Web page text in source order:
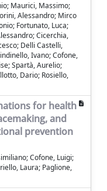
Maurici, Massimo;
Alessandro; Mirco
Fortunato, Luca;
Cicerchia,
Delli Castelli,
Ivano; Cofone,
Spartà, Aurelio;
Dario; Rosiello,
for health
and
prevention
Cofone, Luigi;
Laura; Paglione,